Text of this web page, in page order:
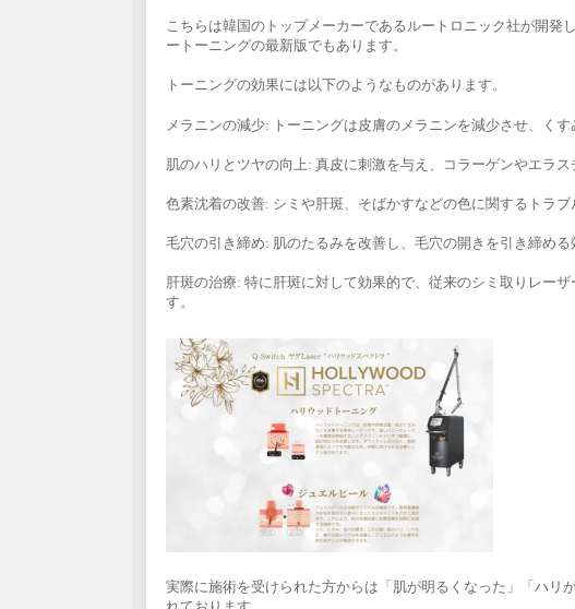
こちらは韓国のトップメーカーであるルートロニック社が開発
ートーニングの最新版でもあります。
トーニングの効果には以下のようなものがあります。
メラニンの減少: トーニングは皮膚のメラニンを減少させ、くす
肌のハリとツヤの向上: 真皮に刺激を与え、コラーゲンやエラ
色素沈着の改善: シミや肝斑、そばかすなどの色に関するトラブ
毛穴の引き締め: 肌のたるみを改善し、毛穴の開きを引き締める
肝斑の治療: 特に肝斑に対して効果的で、従来のシミ取りレー
す。
実際に施術を受けられた方からは「肌が明るくなった」「ハリ